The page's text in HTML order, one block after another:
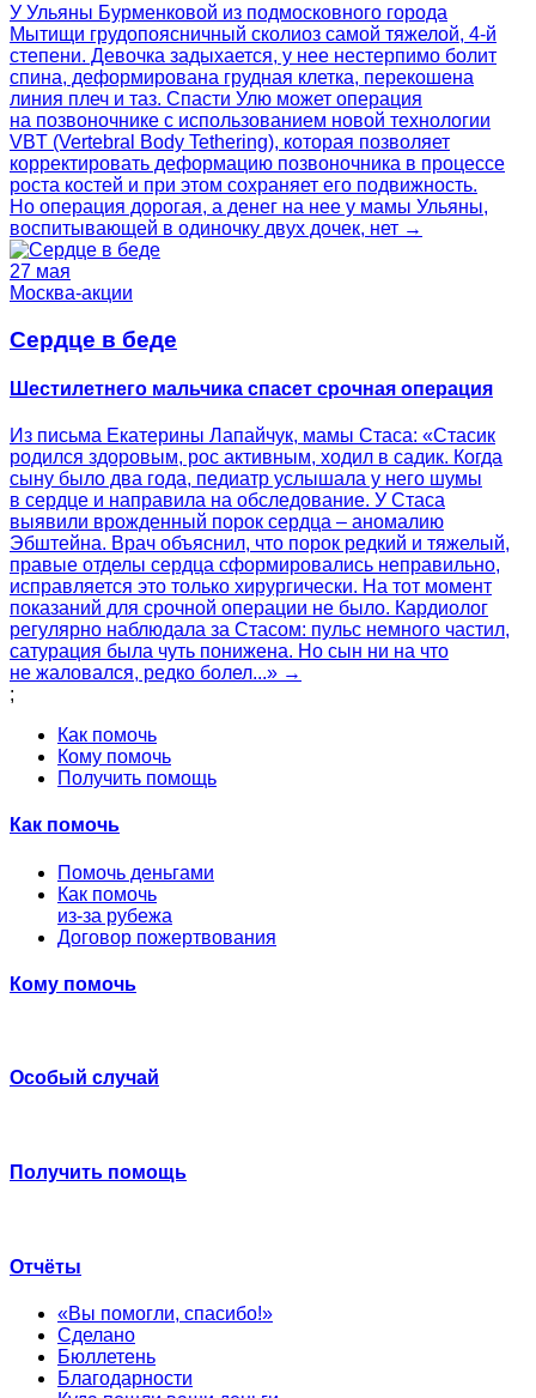
У Ульяны Бурменковой из подмосковного города
Мытищи грудопоясничный сколиоз самой тяжелой, 4-й
степени. Девочка задыхается, у нее нестерпимо болит
спина, деформирована грудная клетка, перекошена
линия плеч и таз. Спасти Улю может операция
на позвоночнике с использованием новой технологии
VBT (Vertebral Body Tethering), которая позволяет
корректировать деформацию позвоночника в процессе
роста костей и при этом сохраняет его подвижность.
Но операция дорогая, а денег на нее у мамы Ульяны,
воспитывающей в одиночку двух дочек, нет →
27 мая
Москва-акции
Сердце в беде
Шестилетнего мальчика спасет срочная операция
Из письма Екатерины Лапайчук, мамы Стаса: «Стасик
родился здоровым, рос активным, ходил в садик. Когда
сыну было два года, педиатр услышала у него шумы
в сердце и направила на обследование. У Стаса
выявили врожденный порок сердца – аномалию
Эбштейна. Врач объяснил, что порок редкий и тяжелый,
правые отделы сердца сформировались неправильно,
исправляется это только хирургически. На тот момент
показаний для срочной операции не было. Кардиолог
регулярно наблюдала за Стасом: пульс немного частил,
сатурация была чуть понижена. Но сын ни на что
не жаловался, редко болел...» →
;
Как помочь
Кому помочь
Получить помощь
Как помочь
Помочь деньгами
Как помочь
из-за рубежа
Договор пожертвования
Кому помочь
Особый случай
Получить помощь
Отчёты
«Вы помогли, спасибо!»
Сделано
Бюллетень
Благодарности